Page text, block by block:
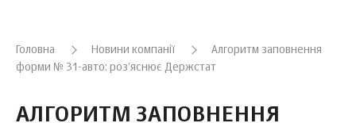
Головна Новини компанії
Алгоритм заповнення
форми № 31-авто: роз’яснює Держстат
АЛГОРИТМ ЗАПОВНЕННЯ